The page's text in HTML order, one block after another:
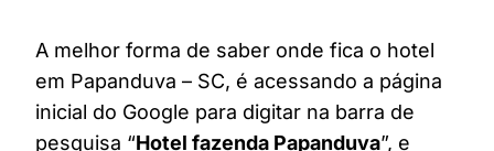
A melhor forma de saber onde fica o hotel
em Papanduva – SC, é acessando a página
inicial do Google para digitar na barra de
pesquisa “Hotel fazenda Papanduva”, e